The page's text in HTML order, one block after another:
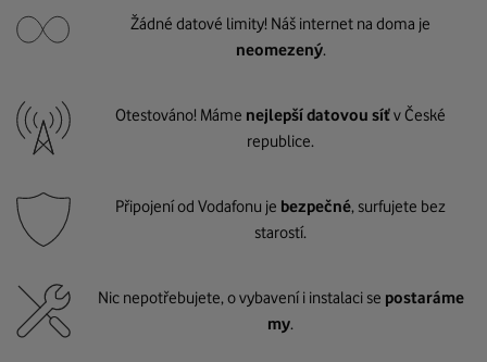
Žádné datové limity! Náš internet na doma je
neomezený.
Otestováno! Máme nejlepší datovou síťv České
republice.
Připojení od Vodafonu je bezpečné, surfujete bez
starostí.
Nic nepotřebujete, o vybavení i instalaci se postaráme
my.